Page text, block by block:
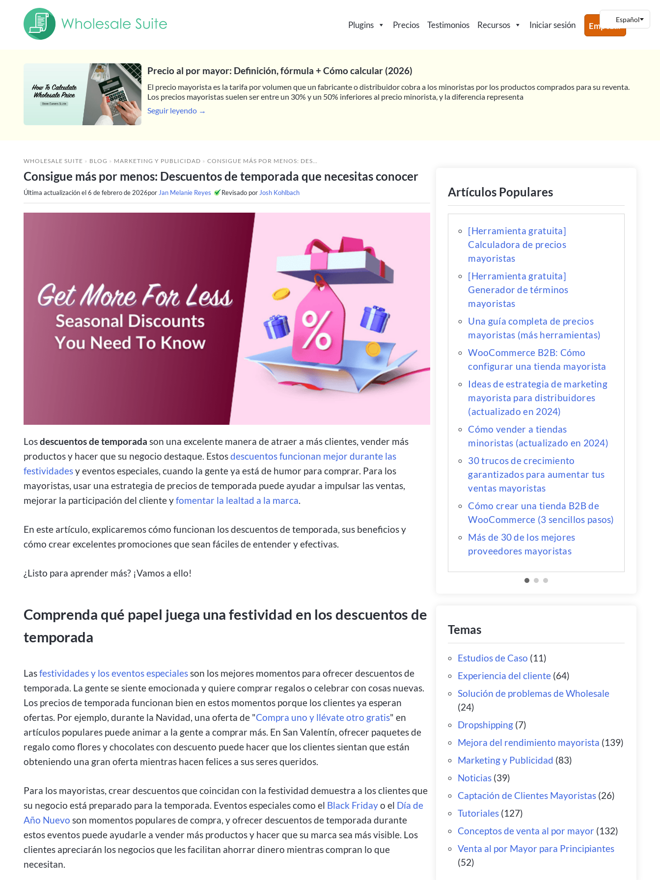
Plugins Precios Testimonios Recursos Iniciar sesión Empezar
Precio al por mayor: Definición, fórmula + Cómo calcular (2026)
El precio mayorista es la tarifa por volumen que un fabricante o distribuidor cobra a los minoristas por los productos comprados para su reventa.
Los precios mayoristas suelen ser entre un 30% y un 50% inferiores al precio minorista, y la diferencia representa
Seguir leyendo →
WHOLESALE SUITE » BLOG » MARKETING Y PUBLICIDAD » CONSIGUE MÁS POR MENOS: DESCUENTOS DE TEMPORADA QUE NECESITAS CONOCER
Consigue más por menos: Descuentos de temporada que necesitas conocer
Última actualización el6 de febrero de 2026por Jan Melanie Reyes Revisado por Josh Kohlbach
Losdescuentos de temporada son una excelente manera de atraer a más clientes, vender más
productos y hacer que su negocio destaque. Estosdescuentos funcionan mejor durante las
festividadesy eventos especiales, cuando la gente ya está de humor para comprar. Para los
mayoristas, usar una estrategia de precios de temporada puede ayudar a impulsar las ventas,
mejorar la participación del cliente yfomentar la lealtad a la marca.
En este artículo, explicaremos cómo funcionan los descuentos de temporada, sus beneficios y
cómo crear excelentes promociones que sean fáciles de entender y efectivas.
¿Listo para aprender más? ¡Vamos a ello!
Comprenda qué papel juega una festividad en los descuentos de
temporada
Lasfestividades y los eventos especialesson los mejores momentos para ofrecer descuentos de
temporada. La gente se siente emocionada y quiere comprar regalos o celebrar con cosas nuevas.
Los precios de temporada funcionan bien en estos momentos porque los clientes ya esperan
ofertas. Por ejemplo, durante la Navidad, una oferta de "Compra uno y llévate otro gratis" en
artículos populares puede animar a la gente a comprar más. En San Valentín, ofrecer paquetes de
regalo como flores y chocolates con descuento puede hacer que los clientes sientan que están
obteniendo una gran oferta mientras hacen felices a sus seres queridos.
Para los mayoristas, crear descuentos que coincidan con la festividad demuestra a los clientes que
su negocio está preparado para la temporada. Eventos especiales como el Black Fridayo el Día de
Año Nuevo son momentos populares de compra, y ofrecer descuentos de temporada durante
estos eventos puede ayudarle a vender más productos y hacer que su marca sea más visible. Los
clientes apreciarán los negocios que les facilitan ahorrar dinero mientras compran lo que
necesitan.
Artículos Populares
[Herramienta gratuita]
Calculadora de precios
mayoristas
[Herramienta gratuita]
Generador de términos
mayoristas
Una guía completa de precios
mayoristas (más herramientas)
WooCommerce B2B: Cómo
configurar una tienda mayorista
Ideas de estrategia de marketing
mayorista para distribuidores
(actualizado en 2024)
Cómo vender a tiendas
minoristas (actualizado en 2024)
30 trucos de crecimiento
garantizados para aumentar tus
ventas mayoristas
Cómo crear una tienda B2B de
WooCommerce (3 sencillos pasos)
Más de 30 de los mejores
proveedores mayoristas
Temas
Estudios de Caso (11)
Experiencia del cliente (64)
Solución de problemas de Wholesale
(24)
Dropshipping (7)
Mejora del rendimiento mayorista (139)
Marketing y Publicidad (83)
Noticias (39)
Captación de Clientes Mayoristas (26)
Tutoriales (127)
Conceptos de venta al por mayor (132)
Venta al por Mayor para Principiantes
(52)